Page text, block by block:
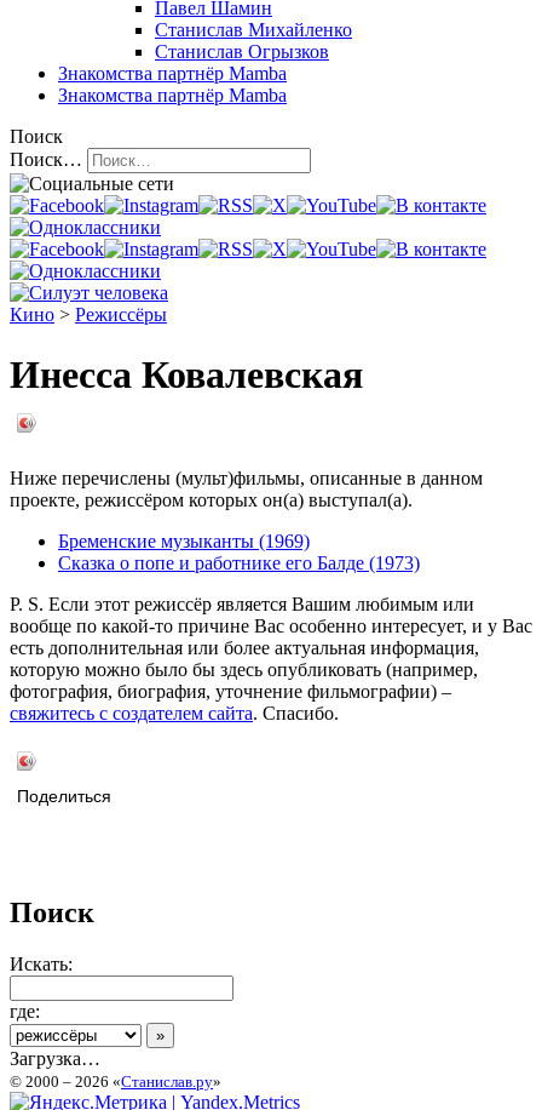
Павел Шамин
Станислав Михайленко
Станислав Огрызков
Знакомства партнёр Mamba
Знакомства партнёр Mamba
Поиск
Поиск…
Кино > Режиссёры
Инесса Ковалевская
Ниже перечислены (мульт)фильмы, описанные в данном
проекте, режиссёром которых он(а) выступал(а).
Бременские музыканты (1969)
Сказка о попе и работнике его Балде (1973)
P. S. Если этот режиссёр является Вашим любимым или
вообще по какой-то причине Вас особенно интересует, и у Вас
есть дополнительная или более актуальная информация,
которую можно было бы здесь опубликовать (например,
фотография, биография, уточнение фильмографии) –
свяжитесь с создателем сайта. Спасибо.
Поделиться
Поиск
Искать:
где:
Загрузка…
© 2000 – 2026 «Станислав.ру»